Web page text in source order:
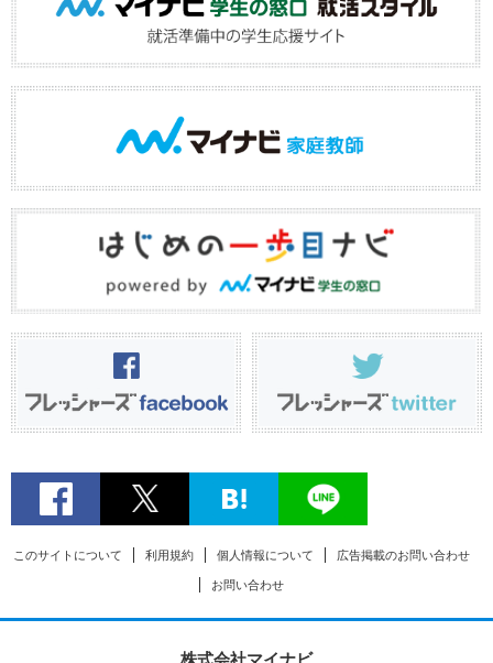
このサイトについて 利用規約 個人情報について 広告掲載のお問い合わせ
お問い合わせ
株式会社マイナビ